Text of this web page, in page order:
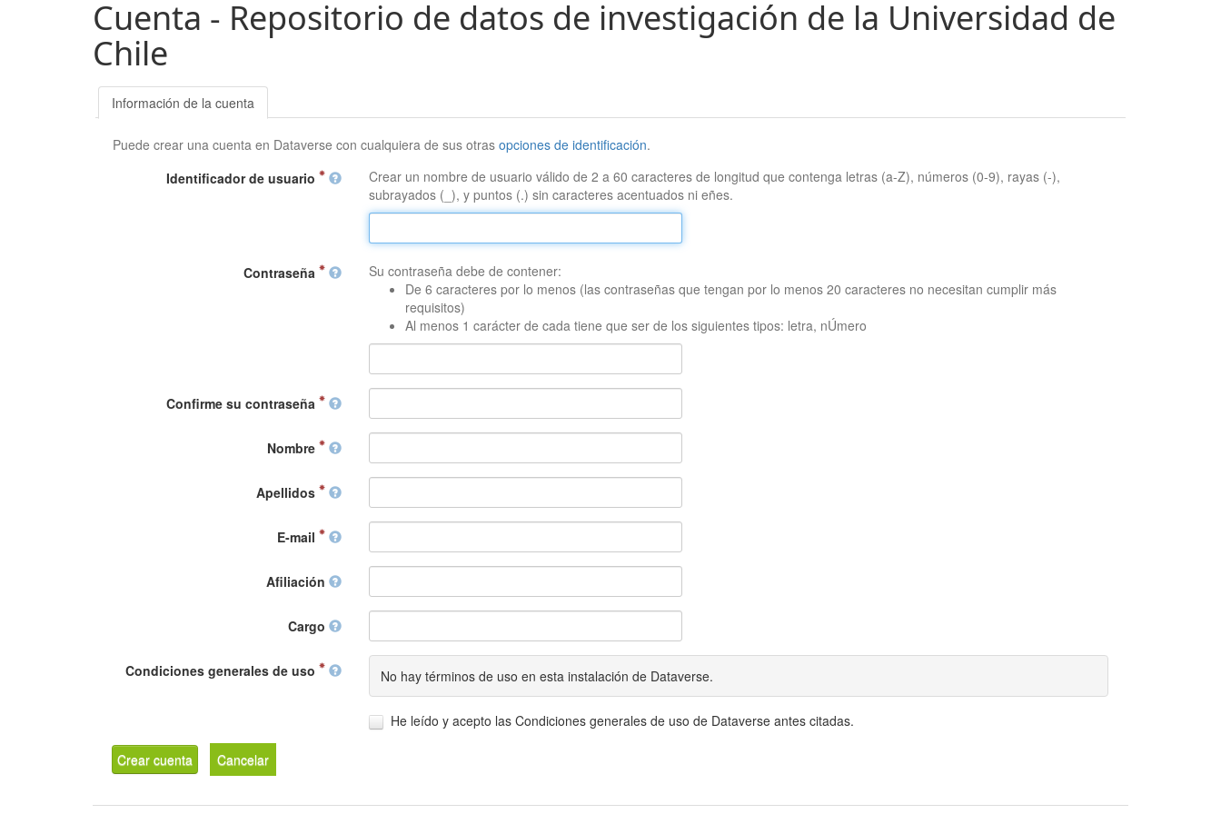
Cuenta - Repositorio de datos de investigación de la Universidad de
Chile
Información de la cuenta
Puede crear una cuenta en Dataverse con cualquiera de sus otrasopciones de identificación.
Identificador de usuario
Crear un nombre de usuario válido de 2 a 60 caracteres de longitud que contenga letras (a-Z), números (0-9), rayas (-),
subrayados (_), y puntos (.) sin caracteres acentuados ni eñes.
Contraseña
Su contraseña debe de contener:
De 6 caracteres por lo menos (las contraseñas que tengan por lo menos 20 caracteres no necesitan cumplir más
requisitos)
Al menos 1 carácter de cada tiene que ser de los siguientes tipos: letra, nÚmero
Confirme su contraseña
Nombre
Apellidos
E-mail
Afiliación
Cargo
Condiciones generales de uso No hay términos de uso en esta instalación de Dataverse.
He leído y acepto las Condiciones generales de uso de Dataverse antes citadas.
Crear cuenta Cancelar